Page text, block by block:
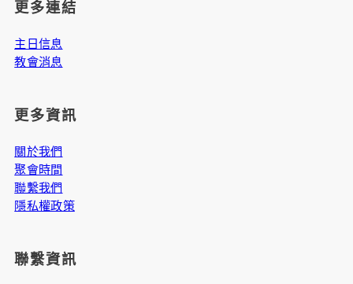
更多連結
主日信息
教會消息
更多資訊
關於我們
聚會時間
聯繫我們
隱私權政策
聯繫資訊